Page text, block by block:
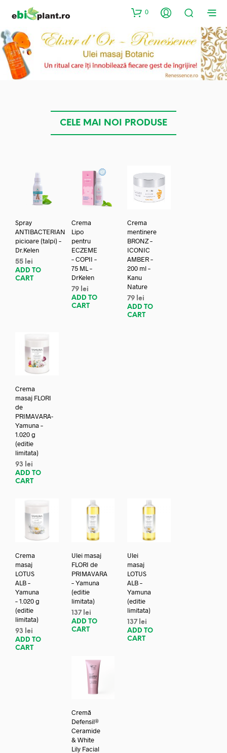
0
CELE MAI NOI PRODUSE
Spray
ANTIBACTERIAN
picioare (talpi) –
Dr.Kelen
55 lei
ADD TO
CART
Crema
Lipo
pentru
ECZEME
– COPII –
75 ML –
DrKelen
79 lei
ADD TO
CART
Crema
mentinere
BRONZ –
ICONIC
AMBER –
200 ml –
Kanu
Nature
79 lei
ADD TO
CART
Crema
masaj FLORI
de
PRIMAVARA-
Yamuna –
1.020 g
(editie
limitata)
93
lei
ADD TO
CART
Crema
masaj
LOTUS
ALB –
Yamuna
– 1.020 g
(editie
limitata)
93
lei
ADD TO
CART
Ulei masaj
FLORI de
PRIMAVARA
– Yamuna
(editie
limitata)
137 lei
ADD TO
CART
Ulei
masaj
LOTUS
ALB –
Yamuna
(editie
limitata)
137 lei
ADD TO
CART
Cremă
Defensil®
Ceramide
& White
Lily Facial